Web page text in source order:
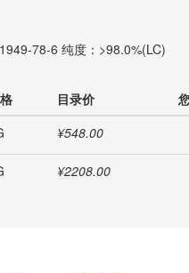
78-6 纯度：>98.0%(LC)
目录价
¥548.00
¥2208.00